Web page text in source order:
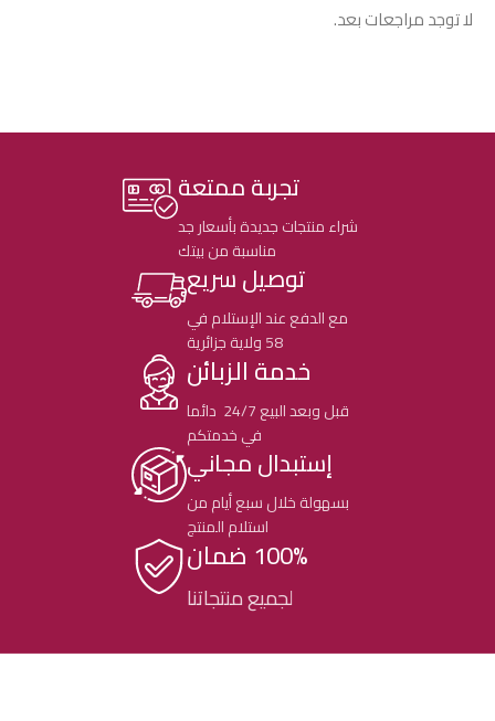
لا توجد مراجعات بعد.
تجربة ممتعة
شراء منتجات جديدة بأسعار جد
مناسبة من بيتك
توصيل سريع
مع الدفع عند الإستلام في
58 ولاية جزائرية
خدمة الزبائن
قبل وبعد البيع 24/7 دائما
في خدمتكم
إستبدال مجاني
بسهولة خلال سبع أيام من
استلام المنتج
100% ضمان
لجميع منتجاتنا